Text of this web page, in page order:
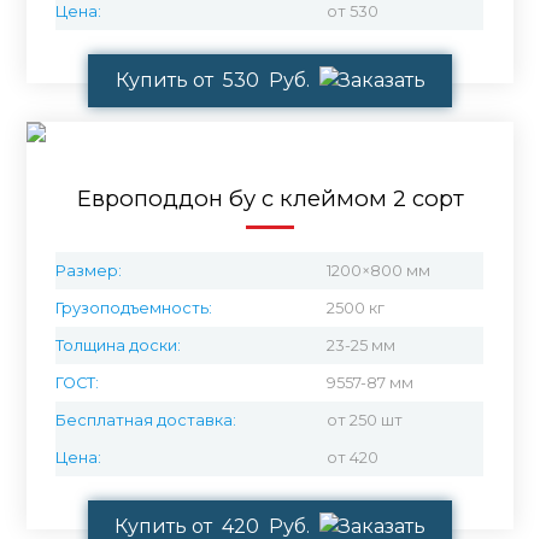
Цена: от 530
Купить от 530 Руб.
Европоддон бу с клеймом 2 сорт
Размер: 1200×800 мм
Грузоподъемность: 2500 кг
Толщина доски: 23-25 мм
ГОСТ: 9557-87 мм
Бесплатная доставка: от 250 шт
Цена: от 420
Купить от 420 Руб.